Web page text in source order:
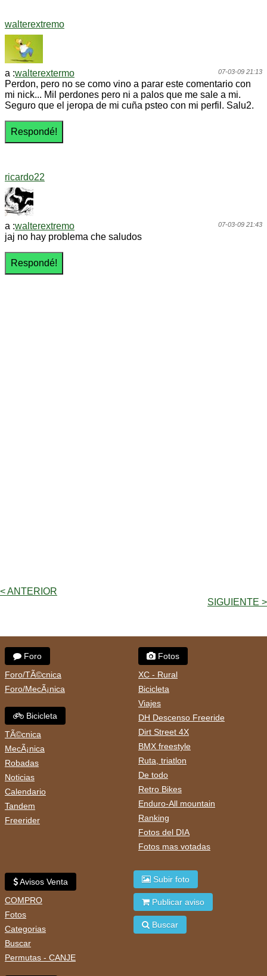
walterextremo
07-03-09 21:13
a :walterextermo
Perdon, pero no se como vino a parar este comentario con
mi nick... Mil perdones pero ni a palos que me sale a mi.
Seguro que el jeropa de mi cuña psteo con mi perfil. Salu2.
ricardo22
07-03-09 21:43
a :walterextremo
jaj no hay problema che saludos
< ANTERIOR
SIGUIENTE >
Foro
Foro/TÃ©cnica
Foro/MecÃ¡nica
Bicicleta
TÃ©cnica
MecÃ¡nica
Robadas
Noticias
Calendario
Tandem
Freerider
Fotos
XC - Rural
Bicicleta
Viajes
DH Descenso Freeride
Dirt Street 4X
BMX freestyle
Ruta, triatlon
De todo
Retro Bikes
Enduro-All mountain
Ranking
Fotos del DIA
Fotos mas votadas
Avisos Venta
COMPRO
Fotos
Categorias
Buscar
Permutas - CANJE
Subir foto
Publicar aviso
Buscar